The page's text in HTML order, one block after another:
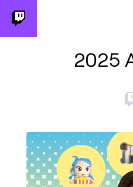
2025
第四季發燒列車表情符